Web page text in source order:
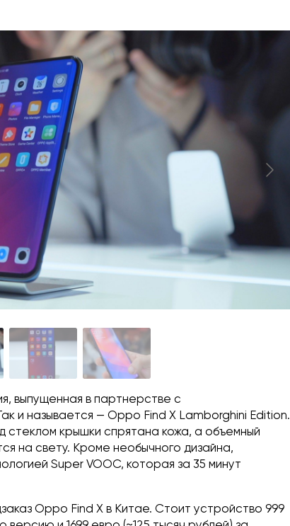
выпущенная в партнерстве с
и называется — Oppo Find X Lamborghini Edition.
крышки спрятана кожа, а объемный
на свету. Кроме необычного дизайна,
Super VOOC, которая за 35 минут
Oppo Find X в Китае. Стоит устройство 999